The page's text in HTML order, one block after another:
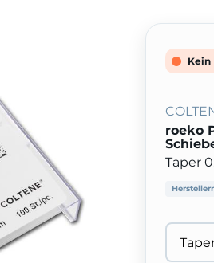
Kein
roeko
Taper